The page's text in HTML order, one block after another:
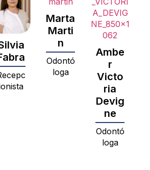
Marta
Marti
n
Odontó
loga
Ambe
r
Victo
ria
Devig
ne
Odontó
loga